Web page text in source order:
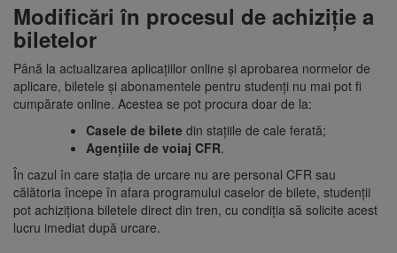
Modificări în procesul de achiziție a
biletelor
Până la actualizarea aplicațiilor online și aprobarea normelor de
aplicare, biletele și abonamentele pentru studenți nu mai pot fi
cumpărate online. Acestea se pot procura doar de la:
Casele de bilete din stațiile de cale ferată;
Agențiile de voiaj CFR.
În cazul în care stația de urcare nu are personal CFR sau
călătoria începe în afara programului caselor de bilete, studenții
pot achiziționa biletele direct din tren, cu condiția să solicite acest
lucru imediat după urcare.